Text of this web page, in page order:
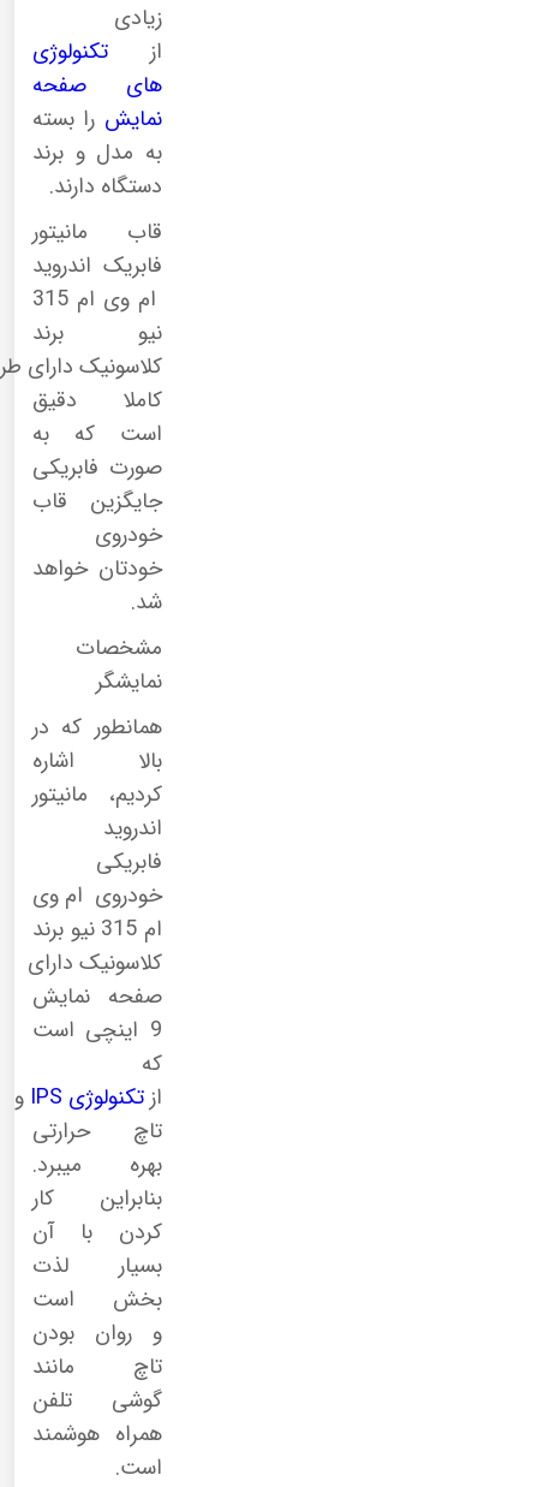
زیادی
از تکنولوژی
های صفحه
نمایش را بسته
به مدل و برند
دستگاه دارند.
قاب مانیتور
فابریک اندروید
ام وی ام 315
نیو برند
کلاسونیک دارای
کاملا دقیق
است که به
صورت فابریکی
جایگزین قاب
خودروی
خودتان خواهد
شد.
مشخصات
نمایشگر
همانطور که در
بالا اشاره
کردیم، مانیتور
اندروید
فابریکی
خودروی ام وی
ام 315 نیو برند
کلاسونیک دارای
صفحه نمایش
9 اینچی است
که
از تکنولوژی IPS و
تاچ حرارتی
بهره میبرد.
بنابراین کار
کردن با آن
بسیار لذت
بخش است
و روان بودن
تاچ مانند
گوشی تلفن
همراه هوشمند
است.